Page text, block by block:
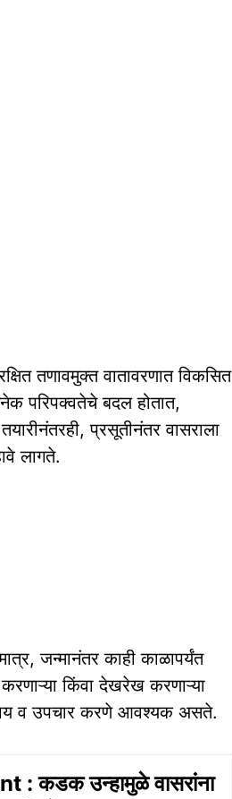
तणावमुक्त वातावरणात विकसित
परिपक्वतेचे बदल होतात,
प्रसूतीनंतर वासराला
लागते.
जन्मानंतर काही काळापर्यंत
किंवा देखरेख करणाऱ्या
व उपचार करणे आवश्यक असते.
कडक उन्हामुळे वासरांना